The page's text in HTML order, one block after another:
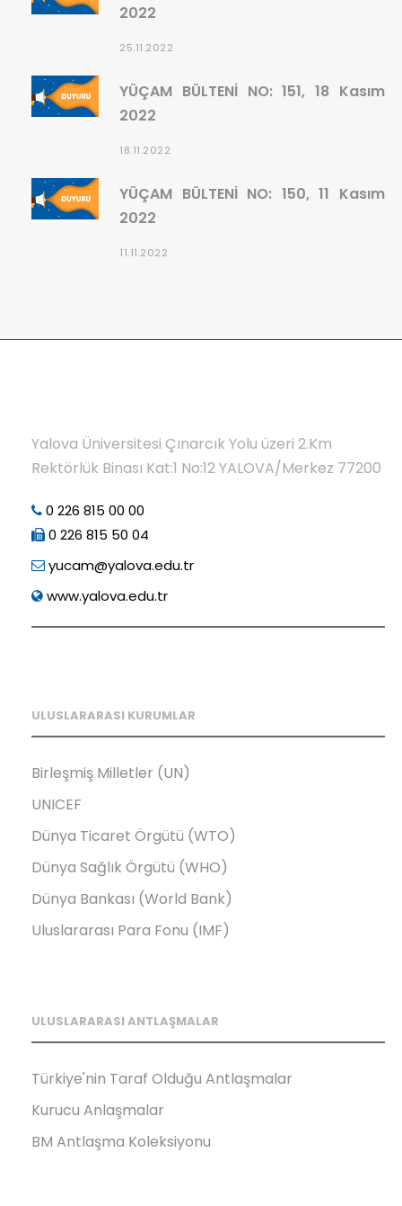
2022
25.11.2022
YÜÇAM BÜLTENİ NO: 151, 18 Kasım
2022
18.11.2022
YÜÇAM BÜLTENİ NO: 150, 11 Kasım
2022
11.11.2022
Yalova Üniversitesi Çınarcık Yolu üzeri 2.Km
Rektörlük Binası Kat:1 No:12 YALOVA/Merkez 77200
0 226 815 00 00
0 226 815 50 04
yucam@yalova.edu.tr
www.yalova.edu.tr
ULUSLARARASI KURUMLAR
Birleşmiş Milletler (UN)
UNICEF
Dünya Ticaret Örgütü (WTO)
Dünya Sağlık Örgütü (WHO)
Dünya Bankası (World Bank)
Uluslararası Para Fonu (IMF)
ULUSLARARASI ANTLAŞMALAR
Türkiye'nin Taraf Olduğu Antlaşmalar
Kurucu Anlaşmalar
BM Antlaşma Koleksiyonu